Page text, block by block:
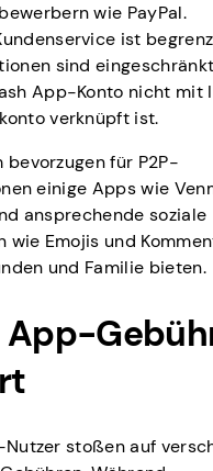
wie PayPal.
ist
sind
App-Konto nicht mit
verknüpft ist.
bevorzugen für P2P-
einige Apps wie
ansprechende soziale
wie Emojis und
und Familie bieten.
App-
stoßen auf